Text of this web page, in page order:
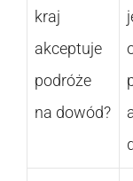
kraj
akceptuje
podróże
na dowód?